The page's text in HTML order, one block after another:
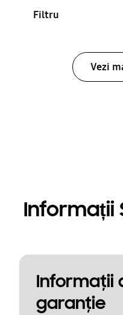
Filtru
Vezi
Informații
Informaţii
garanţie